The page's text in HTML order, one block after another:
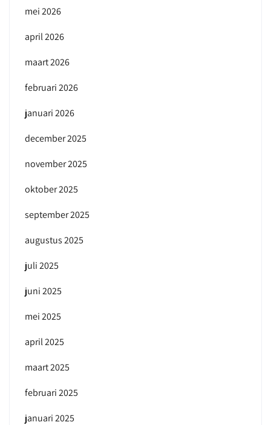
mei 2026
april 2026
maart 2026
februari 2026
januari 2026
december 2025
november 2025
oktober 2025
september 2025
augustus 2025
juli 2025
juni 2025
mei 2025
april 2025
maart 2025
februari 2025
januari 2025